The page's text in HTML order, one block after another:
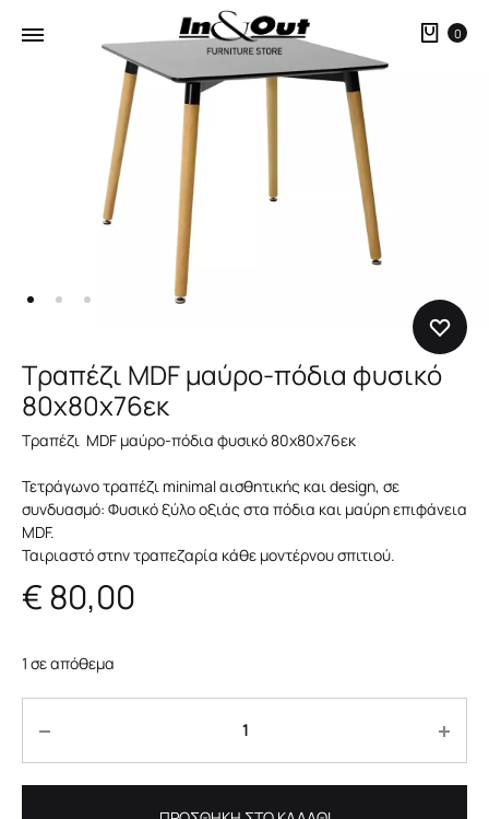
0
Τραπέζι MDF μαύρο-πόδια φυσικό
80x80x76εκ
Τραπέζι MDF μαύρο-πόδια φυσικό 80x80x76εκ
Τετράγωνο τραπέζι minimal αισθητικής και design, σε
συνδυασμό: Φυσικό ξύλο οξιάς στα πόδια και μαύρη επιφάνεια
MDF.
Ταιριαστό στην τραπεζαρία κάθε μοντέρνου σπιτιού.
€80,00
1 σε απόθεμα